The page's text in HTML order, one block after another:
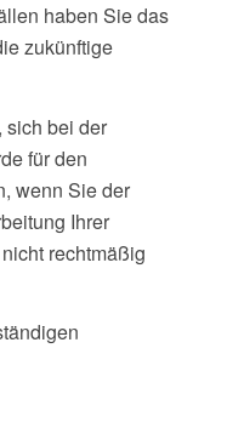
haben Sie das
zukünftige
sich bei der
für den
wenn Sie der
Ihrer
rechtmäßig